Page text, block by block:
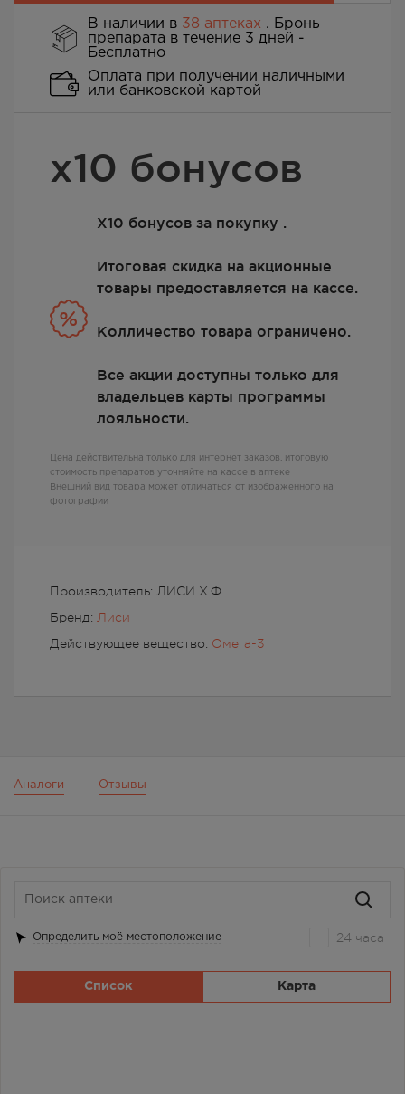
Производитель: ЛИСИ Х.Ф.
Бренд: Лиси
Действующее вещество: Омега-3
В наличии в 38 аптеках . Бронь
препарата в течение 3 дней -
Бесплатно
Оплата при получении наличными
или банковской картой
х10 бонусов
Х10 бонусов за покупку .
Итоговая скидка на акционные
товары предоставляется на кассе.
Колличество товара ограничено.
Все акции доступны только для
владельцев карты программы
лояльности.
Цена действительна только для интернет заказов, итоговую
стоимость препаратов уточняйте на кассе в аптеке
Внешний вид товара может отличаться от изображенного на
фотографии
Аналоги Отзывы
Определить моё местоположение 24 часа
Список Карта